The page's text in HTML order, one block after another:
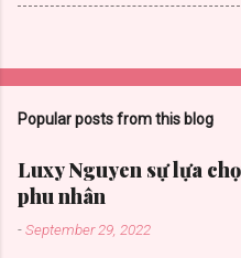
Popular posts from this blog
Luxy Nguyen sự lựa
phu nhân
-September 29, 2022